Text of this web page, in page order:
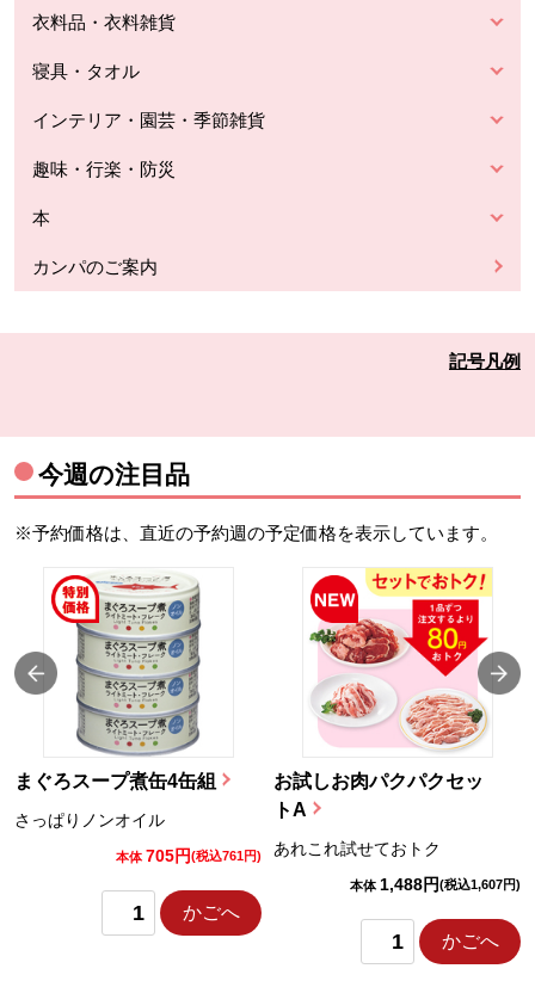
衣料品・衣料雑貨
寝具・タオル
インテリア・園芸・季節雑貨
趣味・行楽・防災
本
カンパのご案内
記号凡例
今週の注目品
※予約価格は、直近の予約週の予定価格を表示しています。
まぐろスープ煮缶4缶組
さっぱりノンオイル
本体 705円(税込761円)
かごへ
お試しお肉パクパクセッ
トA
あれこれ試せておトク
本体 1,488円(税込1,607円)
かごへ